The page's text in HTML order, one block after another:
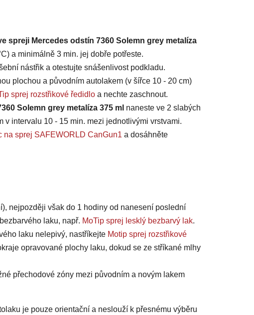
spreji Mercedes odstín 7360 Solemn grey metalíza
a minimálně 3 min. jej dobře potřeste.
nástřik a otestujte snášenlivost podkladu.
plochou a původním autolakem (v šířce 10 - 20 cm)
sprej rozstřikové ředidlo a nechte zaschnout.
Solemn grey metalíza 375 ml naneste ve 2 slabých
v intervalu 10 - 15 min. mezi jednotlivými vrstvami.
na sprej SAFEWORLD CanGun1 a dosáhněte
nejpozději však do 1 hodiny od nanesení poslední
laku, např. MoTip sprej lesklý bezbarvý lak.
laku nelepivý, nastříkejte Motip sprej rozstřikové
opravované plochy laku, dokud se ze stříkané mlhy
přechodové zóny mezi původním a novým lakem
je pouze orientační a neslouží k přesnému výběru